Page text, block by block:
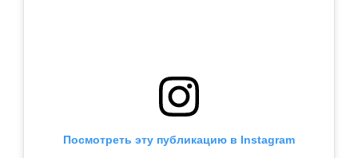
Посмотреть эту публикацию в Instagram